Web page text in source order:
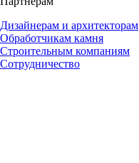
Дизайнерам и архитекторам
Обработчикам камня
Строительным компаниям
Сотрудничество